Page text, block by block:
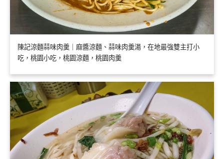
陳記涼麵蒜味肉羹｜麻醬涼麵、蒜味肉羹湯，在地最強雙主打小
吃，桃園小吃，桃園涼麵，桃園肉羹